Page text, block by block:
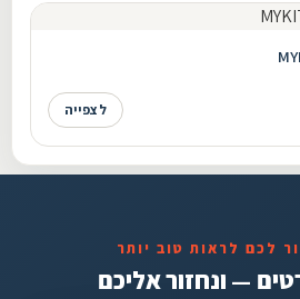
לצפייה
לכם לראות טוב יותר
— ונחזור אליכם